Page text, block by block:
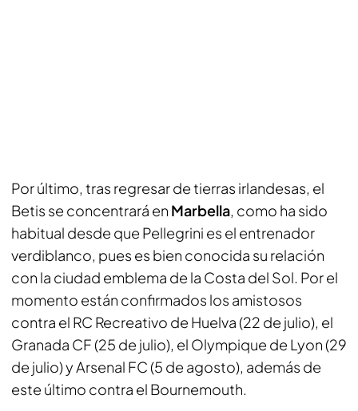
Por último, tras regresar de tierras irlandesas, el
Betis se concentrará en Marbella, como ha sido
habitual desde que Pellegrini es el entrenador
verdiblanco, pues es bien conocida su relación
con la ciudad emblema de la Costa del Sol. Por el
momento están confirmados los amistosos
contra el RC Recreativo de Huelva (22 de julio), el
Granada CF (25 de julio), el Olympique de Lyon (29
de julio) y Arsenal FC (5 de agosto), además de
este último contra el Bournemouth.